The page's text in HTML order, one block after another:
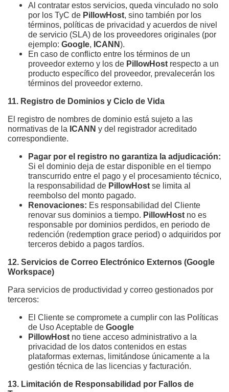
Al contratar estos servicios, queda vinculado no solo
por los TyC de PillowHost, sino también por los
términos, políticas de privacidad y acuerdos de nivel
de servicio (SLA) de los proveedores originales (por
ejemplo: Google, ICANN).
En caso de conflicto entre los términos de un
proveedor externo y los de PillowHost respecto a un
producto específico del proveedor, prevalecerán los
términos del proveedor externo.
11. Registro de Dominios y Ciclo de Vida
El registro de nombres de dominio está sujeto a las
normativas de la ICANN y del registrador acreditado
correspondiente.
Pagar por el registro no garantiza la adjudicación:
Si el dominio deja de estar disponible en el tiempo
transcurrido entre el pago y el procesamiento técnico,
la responsabilidad de PillowHost se limita al
reembolso del monto pagado.
Renovaciones: Es responsabilidad del Cliente
renovar sus dominios a tiempo. PillowHost no es
responsable por dominios perdidos, en periodo de
redención (redemption grace period) o adquiridos por
terceros debido a pagos tardíos.
12. Servicios de Correo Electrónico Externos (Google
Workspace)
Para servicios de productividad y correo gestionados por
terceros:
El Cliente se compromete a cumplir con las Políticas
de Uso Aceptable de Google
PillowHost no tiene acceso administrativo a la
privacidad de los datos contenidos en estas
plataformas externas, limitándose únicamente a la
gestión técnica de las licencias y facturación.
13. Limitación de Responsabilidad por Fallos de